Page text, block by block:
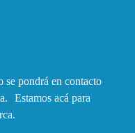
pondrá en contacto
Estamos acá para